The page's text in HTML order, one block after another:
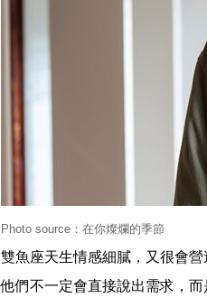
Photo source：在你燦爛的季節
雙魚座天生情感細膩，又很會
他們不一定會直接說出需求，